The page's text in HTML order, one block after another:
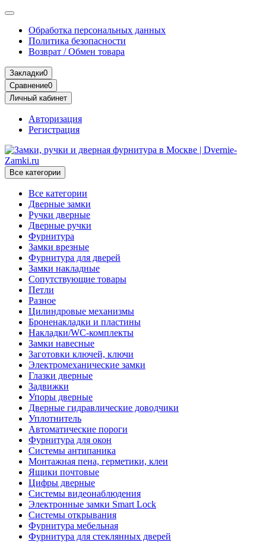
Обработка персональных данных
Политика безопасности
Возврат / Обмен товара
Закладки0
Сравнение0
Личный кабинет
Авторизация
Регистрация
Все категории
Все категории
Дверные замки
Ручки дверные
Дверные ручки
Фурнитура
Замки врезные
Фурнитура для дверей
Замки накладные
Сопутствующие товары
Петли
Разное
Цилиндровые механизмы
Броненакладки и пластины
Накладки/WC-комплекты
Замки навесные
Заготовки ключей, ключи
Электромеханические замки
Глазки дверные
Задвижки
Упоры дверные
Дверные гидравлические доводчики
Уплотнитель
Автоматические пороги
Фурнитура для окон
Системы антипаника
Монтажная пена, герметики, клеи
Ящики почтовые
Цифры дверные
Системы видеонаблюдения
Электронные замки Smart Lock
Системы открывания
Фурнитура мебельная
Фурнитура для стеклянных дверей